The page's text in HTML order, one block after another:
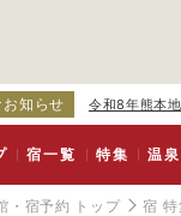
知らせ 令和8年熊本
宿一覧 特集 温
・宿予約 トップ 宿 特